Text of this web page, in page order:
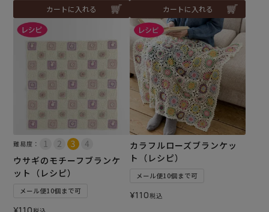
カートに入れる カートに入れる
難易度：
ウサギのモチーフブランケ
ット（レシピ）
メール便10個まで可
¥110
カラフルローズブランケッ
ト（レシピ）
メール便10個まで可
¥110税込